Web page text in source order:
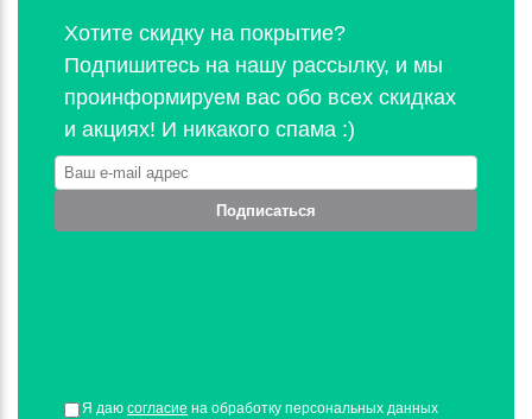
Хотите скидку на покрытие?
Подпишитесь на нашу рассылку, и мы
проинформируем вас обо всех скидках
и акциях! И никакого спама :)
Подписаться
Я даю согласие на обработку персональных данных